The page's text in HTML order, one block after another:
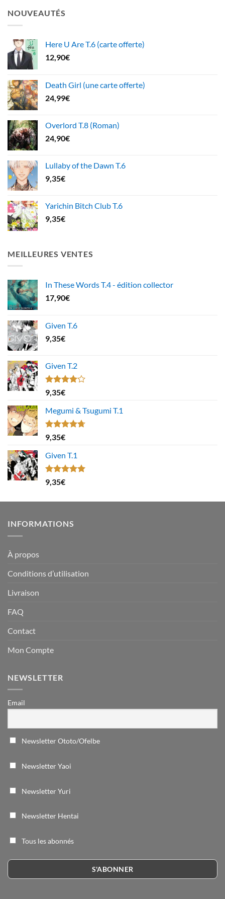
NOUVEAUTÉS
Here U Are T.6 (carte offerte)
12,90€
Death Girl (une carte offerte)
24,99€
Overlord T.8 (Roman)
24,90€
Lullaby of the Dawn T.6
9,35€
Yarichin Bitch Club T.6
9,35€
MEILLEURES VENTES
In These Words T.4 - édition collector
17,90€
Given T.6
9,35€
Given T.2
Note
4.00
5
9,35€
Megumi & Tsugumi T.1
Note4.67
sur 5
9,35€
Given T.1
Note5.00
sur 5
9,35€
INFORMATIONS
À propos
Conditions d’utilisation
Livraison
FAQ
Contact
Mon Compte
NEWSLETTER
Email
Newsletter Ototo/Ofelbe
Newsletter Yaoi
Newsletter Yuri
Newsletter Hentai
Tous les abonnés